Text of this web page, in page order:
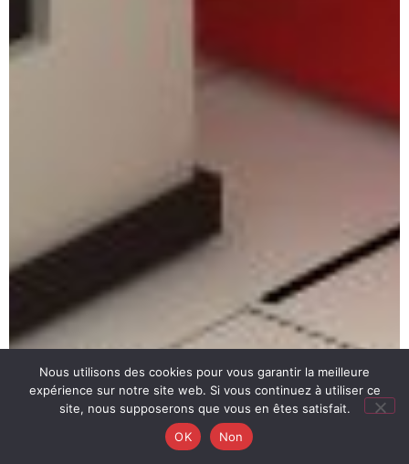
Nous utilisons des cookies pour vous garantir la meilleure
expérience sur notre site web. Si vous continuez à utiliser ce
site, nous supposerons que vous en êtes satisfait.
OK
Non